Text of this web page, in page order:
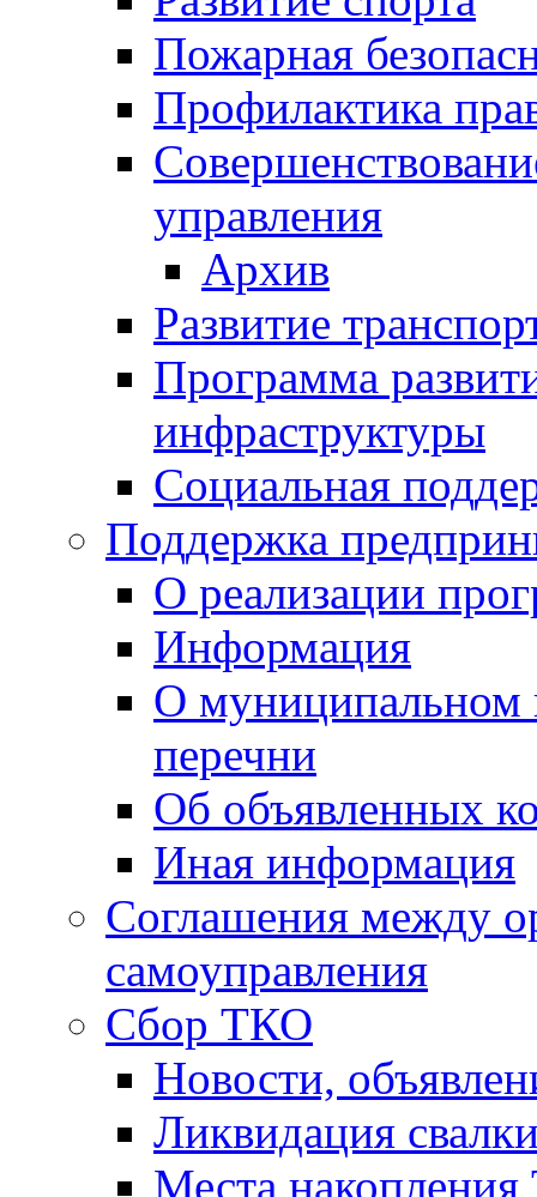
Пожарная
Профилактика
управления
Архив
Развитие
Программа
инфраструктуры
Социальная
Поддержка
О реализации
Информация
О муниципальном
перечни
Об объявленных
Иная информация
Соглашения между
самоуправления
Сбор ТКО
Новости,
Ликвидация
Места